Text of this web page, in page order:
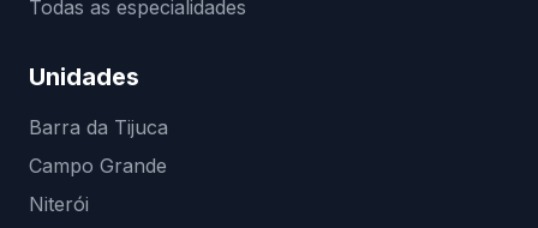
Todas as especialidades
Unidades
Barra da Tijuca
Campo Grande
Niterói